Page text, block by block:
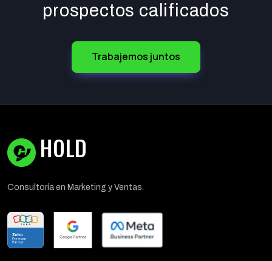
prospectos calificados
Trabajemos juntos
HOLD
Consultoría en Marketing y Ventas.